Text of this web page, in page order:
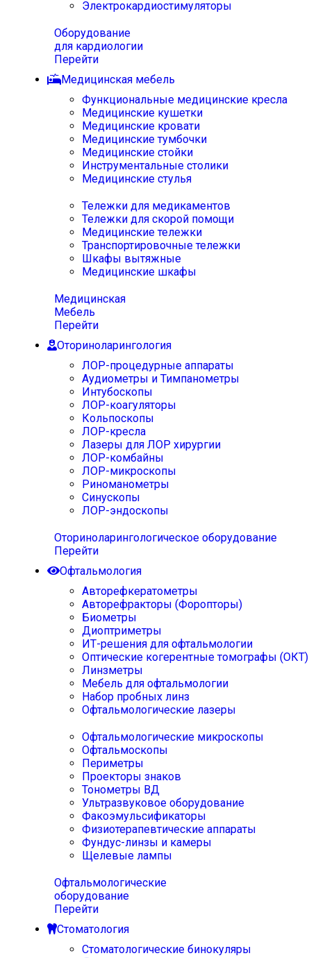
Электрокардиостимуляторы
Оборудование
для кардиологии
Перейти
Медицинская мебель
Функциональные медицинские кресла
Медицинские кушетки
Медицинские кровати
Медицинские тумбочки
Медицинские стойки
Инструментальные столики
Медицинские стулья
Тележки для медикаментов
Тележки для скорой помощи
Медицинские тележки
Транспортировочные тележки
Шкафы вытяжные
Медицинские шкафы
Медицинская
Мебель
Перейти
Оториноларингология
ЛОР-процедурные аппараты
Аудиометры и Тимпанометры
Интубоскопы
ЛОР-коагуляторы
Кольпоскопы
ЛОР-кресла
Лазеры для ЛОР хирургии
ЛОР-комбайны
ЛОР-микроскопы
Риноманометры
Синускопы
ЛОР-эндоскопы
Оториноларингологическое оборудование
Перейти
Офтальмология
Авторефкератометры
Авторефракторы (Форопторы)
Биометры
Диоптриметры
ИТ-решения для офтальмологии
Оптические когерентные томографы (ОКТ)
Линзметры
Мебель для офтальмологии
Набор пробных линз
Офтальмологические лазеры
Офтальмологические микроскопы
Офтальмоскопы
Периметры
Проекторы знаков
Тонометры ВД
Ультразвуковое оборудование
Факоэмульсификаторы
Физиотерапевтические аппараты
Фундус-линзы и камеры
Щелевые лампы
Офтальмологические
оборудование
Перейти
Стоматология
Стоматологические бинокуляры